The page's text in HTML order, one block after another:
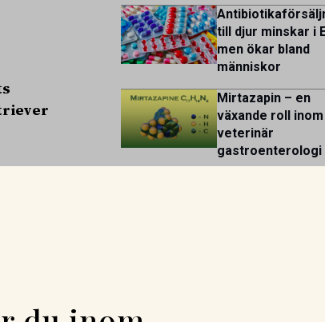
finns
till djur minskar i
men ökar bland
människor
Mirtazapin – en
växande roll inom
veterinär
gastroenterologi